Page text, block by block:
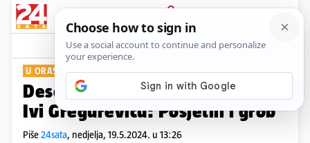
PRIJAVA
Show Komentari
U ORAŠJU
Desetak glumaca odalo počast
Ivi Gregureviću: Posjetili i grob
Piše24sata, nedjelja, 19.5.2024. u 13:26